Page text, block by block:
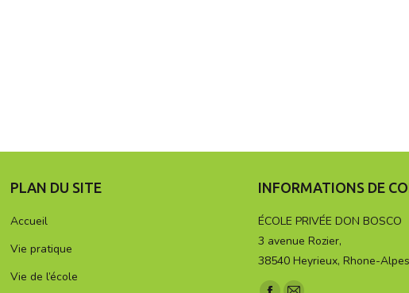
PLAN DU SITE
Accueil
Vie pratique
Vie de l’école
INFORMATIONS DE
ÉCOLE PRIVÉE DON BOSCO
3 avenue Rozier,
38540 Heyrieux, Rhone-
Trouvez nous sur :